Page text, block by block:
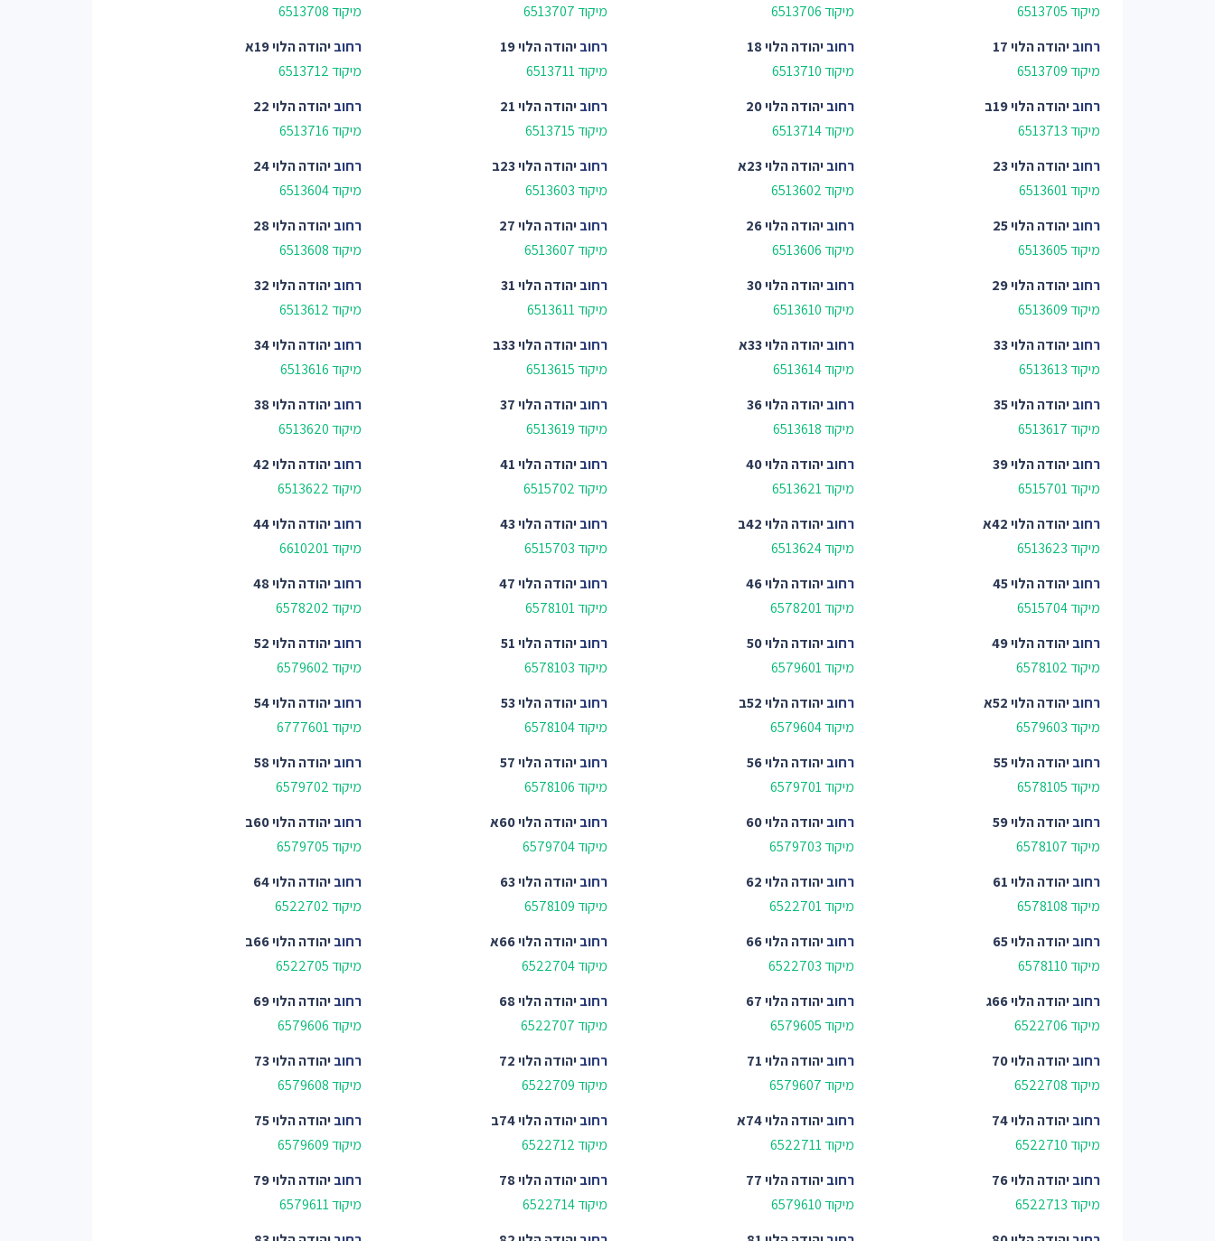
מיקוד 6513705
מיקוד 6513706
מיקוד 6513707
מיקוד 6513708
רחוביהודה הלוי 17
מיקוד 6513709
רחוביהודה הלוי 18
מיקוד 6513710
רחוביהודה הלוי 19
מיקוד 6513711
רחוביהודה הלוי 19א
מיקוד 6513712
רחוביהודה הלוי 19ב
מיקוד 6513713
רחוביהודה הלוי 20
מיקוד 6513714
רחוביהודה הלוי 21
מיקוד 6513715
רחוביהודה הלוי 22
מיקוד 6513716
רחוביהודה הלוי 23
מיקוד 6513601
רחוביהודה הלוי 23א
מיקוד 6513602
רחוביהודה הלוי 23ב
מיקוד 6513603
רחוביהודה הלוי 24
מיקוד 6513604
רחוביהודה הלוי 25
מיקוד 6513605
רחוביהודה הלוי 26
מיקוד 6513606
רחוביהודה הלוי 27
מיקוד 6513607
רחוביהודה הלוי 28
מיקוד 6513608
רחוביהודה הלוי 29
מיקוד 6513609
רחוביהודה הלוי 30
מיקוד 6513610
רחוביהודה הלוי 31
מיקוד 6513611
רחוביהודה הלוי 32
מיקוד 6513612
רחוביהודה הלוי 33
מיקוד 6513613
רחוביהודה הלוי 33א
מיקוד 6513614
רחוביהודה הלוי 33ב
מיקוד 6513615
רחוביהודה הלוי 34
מיקוד 6513616
רחוביהודה הלוי 35
מיקוד 6513617
רחוביהודה הלוי 36
מיקוד 6513618
רחוביהודה הלוי 37
מיקוד 6513619
רחוביהודה הלוי 38
מיקוד 6513620
רחוביהודה הלוי 39
מיקוד 6515701
רחוביהודה הלוי 40
מיקוד 6513621
רחוביהודה הלוי 41
מיקוד 6515702
רחוביהודה הלוי 42
מיקוד 6513622
רחוביהודה הלוי 42א
מיקוד 6513623
רחוביהודה הלוי 42ב
מיקוד 6513624
רחוביהודה הלוי 43
מיקוד 6515703
רחוביהודה הלוי 44
מיקוד 6610201
רחוביהודה הלוי 45
מיקוד 6515704
רחוביהודה הלוי 46
מיקוד 6578201
רחוביהודה הלוי 47
מיקוד 6578101
רחוביהודה הלוי 48
מיקוד 6578202
רחוביהודה הלוי 49
מיקוד 6578102
רחוביהודה הלוי 50
מיקוד 6579601
רחוביהודה הלוי 51
מיקוד 6578103
רחוביהודה הלוי 52
מיקוד 6579602
רחוביהודה הלוי 52א
מיקוד 6579603
רחוביהודה הלוי 52ב
מיקוד 6579604
רחוביהודה הלוי 53
מיקוד 6578104
רחוביהודה הלוי 54
מיקוד 6777601
רחוביהודה הלוי 55
מיקוד 6578105
רחוביהודה הלוי 56
מיקוד 6579701
רחוביהודה הלוי 57
מיקוד 6578106
רחוביהודה הלוי 58
מיקוד 6579702
רחוביהודה הלוי 59
מיקוד 6578107
רחוביהודה הלוי 60
מיקוד 6579703
רחוביהודה הלוי 60א
מיקוד 6579704
רחוביהודה הלוי 60ב
מיקוד 6579705
רחוביהודה הלוי 61
מיקוד 6578108
רחוביהודה הלוי 62
מיקוד 6522701
רחוביהודה הלוי 63
מיקוד 6578109
רחוביהודה הלוי 64
מיקוד 6522702
רחוביהודה הלוי 65
מיקוד 6578110
רחוביהודה הלוי 66
מיקוד 6522703
רחוביהודה הלוי 66א
מיקוד 6522704
רחוביהודה הלוי 66ב
מיקוד 6522705
רחוביהודה הלוי 66ג
מיקוד 6522706
רחוביהודה הלוי 67
מיקוד 6579605
רחוביהודה הלוי 68
מיקוד 6522707
רחוביהודה הלוי 69
מיקוד 6579606
רחוביהודה הלוי 70
מיקוד 6522708
רחוביהודה הלוי 71
מיקוד 6579607
רחוביהודה הלוי 72
מיקוד 6522709
רחוביהודה הלוי 73
מיקוד 6579608
רחוביהודה הלוי 74
מיקוד 6522710
רחוביהודה הלוי 74א
מיקוד 6522711
רחוביהודה הלוי 74ב
מיקוד 6522712
רחוביהודה הלוי 75
מיקוד 6579609
רחוביהודה הלוי 76
מיקוד 6522713
רחוביהודה הלוי 77
מיקוד 6579610
רחוביהודה הלוי 78
מיקוד 6522714
רחוביהודה הלוי 79
מיקוד 6579611